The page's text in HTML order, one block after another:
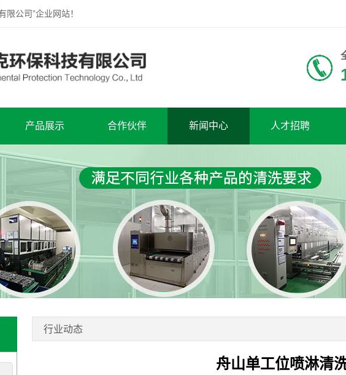
公司”企业网站！
产品展示 合作伙伴 新闻中心 人才招聘
行业动态
舟山单工位喷淋清